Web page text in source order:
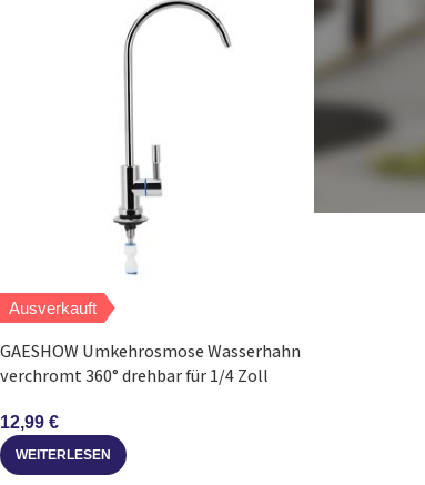
Ausverkauft
GAESHOW Umkehrosmose Wasserhahn
verchromt 360° drehbar für 1/4 Zoll
12,99 €
WEITERLESEN